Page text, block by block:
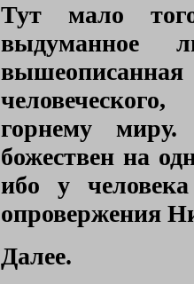
Тут мало
выдуманное
горнему
божествен на
ибо у
опровержения
Далее.